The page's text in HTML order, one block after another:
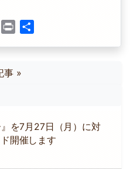
Copy Print
事 »
を7月27日（月）に対
開催します